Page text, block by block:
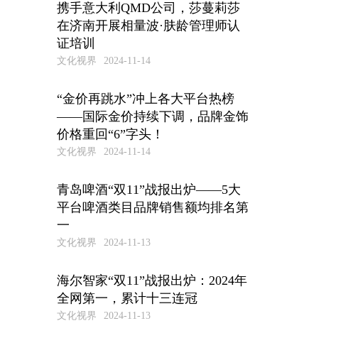
携手意大利QMD公司，莎蔓莉莎
在济南开展相量波·肤龄管理师认
证培训
文化视界 2024-11-14
“金价再跳水”冲上各大平台热榜
——国际金价持续下调，品牌金饰
价格重回“6”字头！
文化视界 2024-11-14
青岛啤酒“双11”战报出炉——5大
平台啤酒类目品牌销售额均排名第
一
文化视界 2024-11-13
海尔智家“双11”战报出炉：2024年
全网第一，累计十三连冠
文化视界 2024-11-13